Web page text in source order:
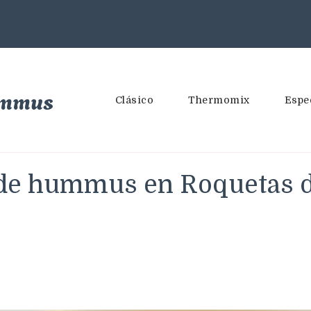
Clásico Thermomix
hummus en Roquetas